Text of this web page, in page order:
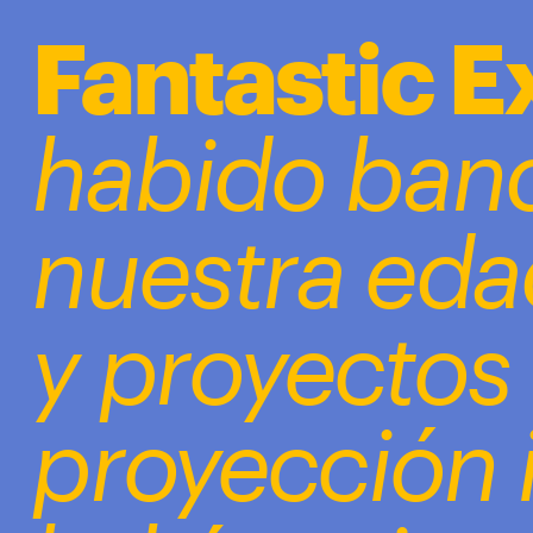
Fantastic
habido
nuestra
y
proyección